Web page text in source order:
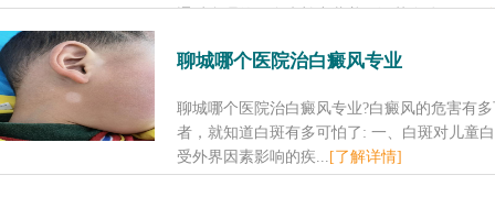
通过合理的饮食来补充营养，调节身体...[了解
聊城哪个医院治白癜风专业
聊城哪个医院治白癜风专业?白癜风的危害有
者，就知道白斑有多可怕了: 一、白斑对儿童
受外界因素影响的疾... [了解详情]